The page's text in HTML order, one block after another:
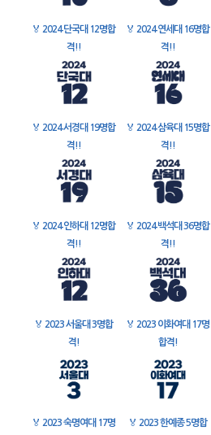
🏅 2024 단국대 12명합
격!!
🏅 2024 연세대 16명합
격!!
🏅 2024 서경대 19명합
격!!
🏅 2024 삼육대 15명합
격!!
🏅 2024 인하대 12명합
격!!
🏅 2024 백석대 36명합
격!!
🏅 2023 서울대 3명합
격!
🏅 2023 이화여대 17명
합격!
🏅 2023 숙명여대 17명
🏅 2023 한예종 5명합